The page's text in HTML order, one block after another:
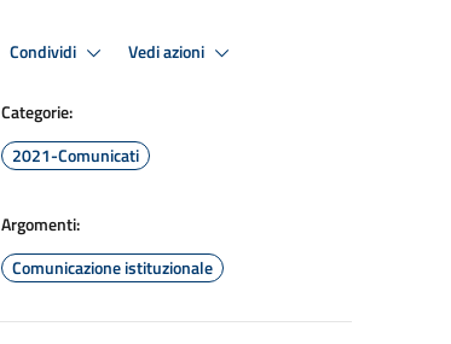
Condividi Vedi azioni
Categorie:
2021-Comunicati
Argomenti:
Comunicazione istituzionale